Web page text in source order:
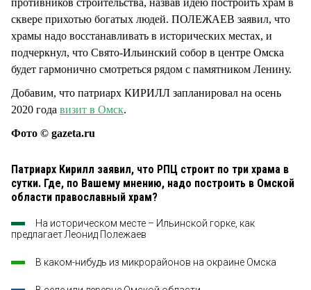
противников строительства, назвав идею построить храм в
сквере прихотью богатых людей. ПОЛЕЖАЕВ заявил, что
храмы надо восстанавливать в исторических местах, и
подчеркнул, что Свято-Ильинский собор в центре Омска
будет гармонично смотреться рядом с памятником Ленину.
Добавим, что патриарх КИРИЛЛ запланировал на осень
2020 года визит в Омск.
Фото © gazeta.ru
Патриарх Кирилл заявил, что РПЦ строит по три храма в
сутки. Где, по Вашему мнению, надо построить в Омской
области православный храм?
На историческом месте – Ильинской горке, как
предлагает Леонид Полежаев
В каком-нибудь из микрорайонов на окраине Омска